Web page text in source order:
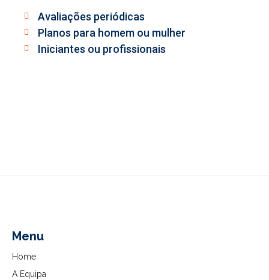
Avaliações periódicas
Planos para homem ou mulher
Iniciantes ou profissionais
Menu
Home
A Equipa